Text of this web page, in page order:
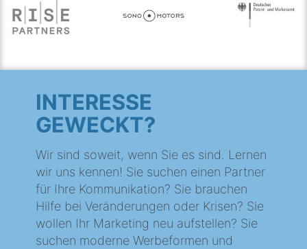
INTERESSE
GEWECKT?
Wir sind soweit, wenn Sie es sind. Lernen
wir uns kennen! Sie suchen einen Partner
für Ihre Kommunikation? Sie brauchen
Hilfe bei Veränderungen oder Krisen? Sie
wollen Ihr Marketing neu aufstellen? Sie
suchen moderne Werbeformen und